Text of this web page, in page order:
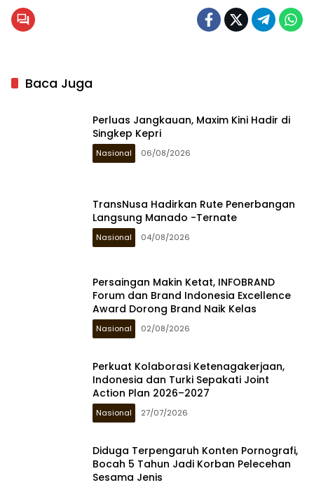
Baca Juga
Perluas Jangkauan, Maxim Kini Hadir di
Singkep Kepri
Nasional 06/08/2026
TransNusa Hadirkan Rute Penerbangan
Langsung Manado -Ternate
Nasional 04/08/2026
Persaingan Makin Ketat, INFOBRAND
Forum dan Brand Indonesia Excellence
Award Dorong Brand Naik Kelas
Nasional 02/08/2026
Perkuat Kolaborasi Ketenagakerjaan,
Indonesia dan Turki Sepakati Joint
Action Plan 2026–2027
Nasional 27/07/2026
Diduga Terpengaruh Konten Pornografi,
Bocah 5 Tahun Jadi Korban Pelecehan
Sesama Jenis